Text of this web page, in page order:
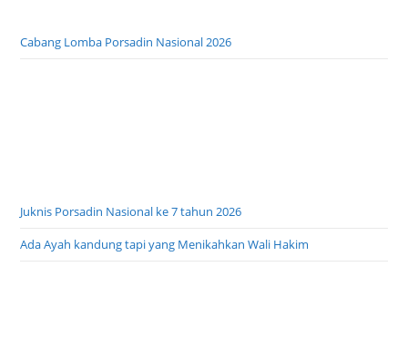
Cabang Lomba Porsadin Nasional 2026
Juknis Porsadin Nasional ke 7 tahun 2026
Ada Ayah kandung tapi yang Menikahkan Wali Hakim